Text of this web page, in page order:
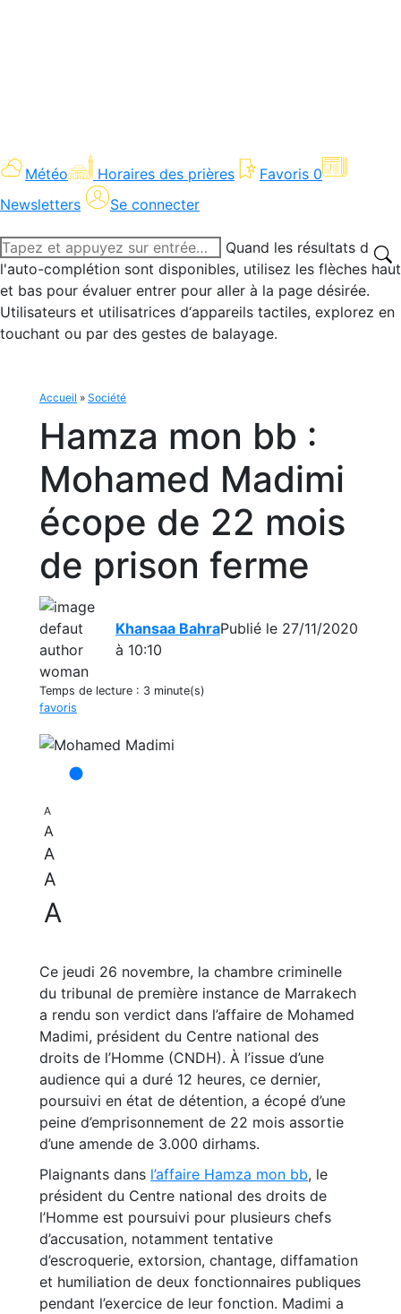
Météo Horaires des prières Favoris 0
Newsletters
Se connecter
Recherche
:
Quand les résultats de
l'auto-complétion sont disponibles, utilisez les flèches haut
et bas pour évaluer entrer pour aller à la page désirée.
Utilisateurs et utilisatrices d‘appareils tactiles, explorez en
touchant ou par des gestes de balayage.
Accueil » Société
Hamza mon bb :
Mohamed Madimi
écope de 22 mois
de prison ferme
Khansaa BahraPublié le 27/11/2020
à 10:10
Temps de lecture : 3 minute(s)
favoris
A
A
A
A
A
Ce jeudi 26 novembre, la chambre criminelle
du tribunal de première instance de Marrakech
a rendu son verdict dans l’affaire de Mohamed
Madimi, président du Centre national des
droits de l’Homme (CNDH). À l’issue d’une
audience qui a duré 12 heures, ce dernier,
poursuivi en état de détention, a écopé d’une
peine d’emprisonnement de 22 mois assortie
d’une amende de 3.000 dirhams.
Plaignants dans l’affaire Hamza mon bb, le
président du Centre national des droits de
l’Homme est poursuivi pour plusieurs chefs
d’accusation, notamment tentative
d’escroquerie, extorsion, chantage, diffamation
et humiliation de deux fonctionnaires publiques
pendant l’exercice de leur fonction. Madimi a